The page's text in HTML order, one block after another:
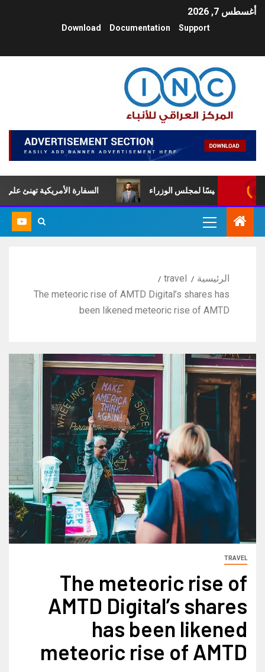
أغسطس 7, 2026
Support
Documentation
Download
السفارة الأمريكية تهنئ علي الزيدي رئيسًا لمجلس الوزراء
الرئيسية
travel
The meteoric rise of AMTD Digital’s shares has
been likened meteoric rise of AMTD
TRAVEL
The meteoric rise of
AMTD Digital’s shares
has been likened
meteoric rise of AMTD